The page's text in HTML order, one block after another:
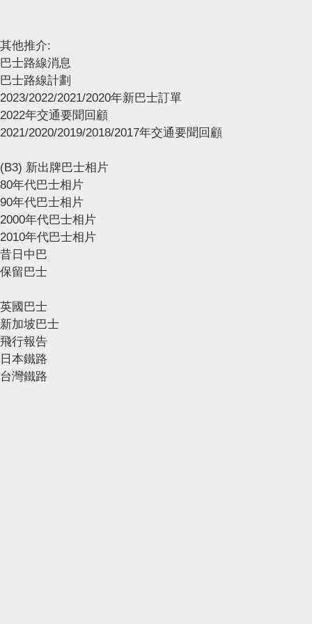
其他推介:
巴士路線消息
巴士路線計劃
2023/2022/2021/2020年新巴士訂單
2022年交通要聞回顧
2021/2020/2019/2018/2017年交通要聞回顧
(B3) 新出牌巴士相片
80年代巴士相片
90年代巴士相片
2000年代巴士相片
2010年代巴士相片
昔日中巴
保留巴士
英國巴士
新加坡巴士
飛行報告
日本鐵路
台灣鐵路